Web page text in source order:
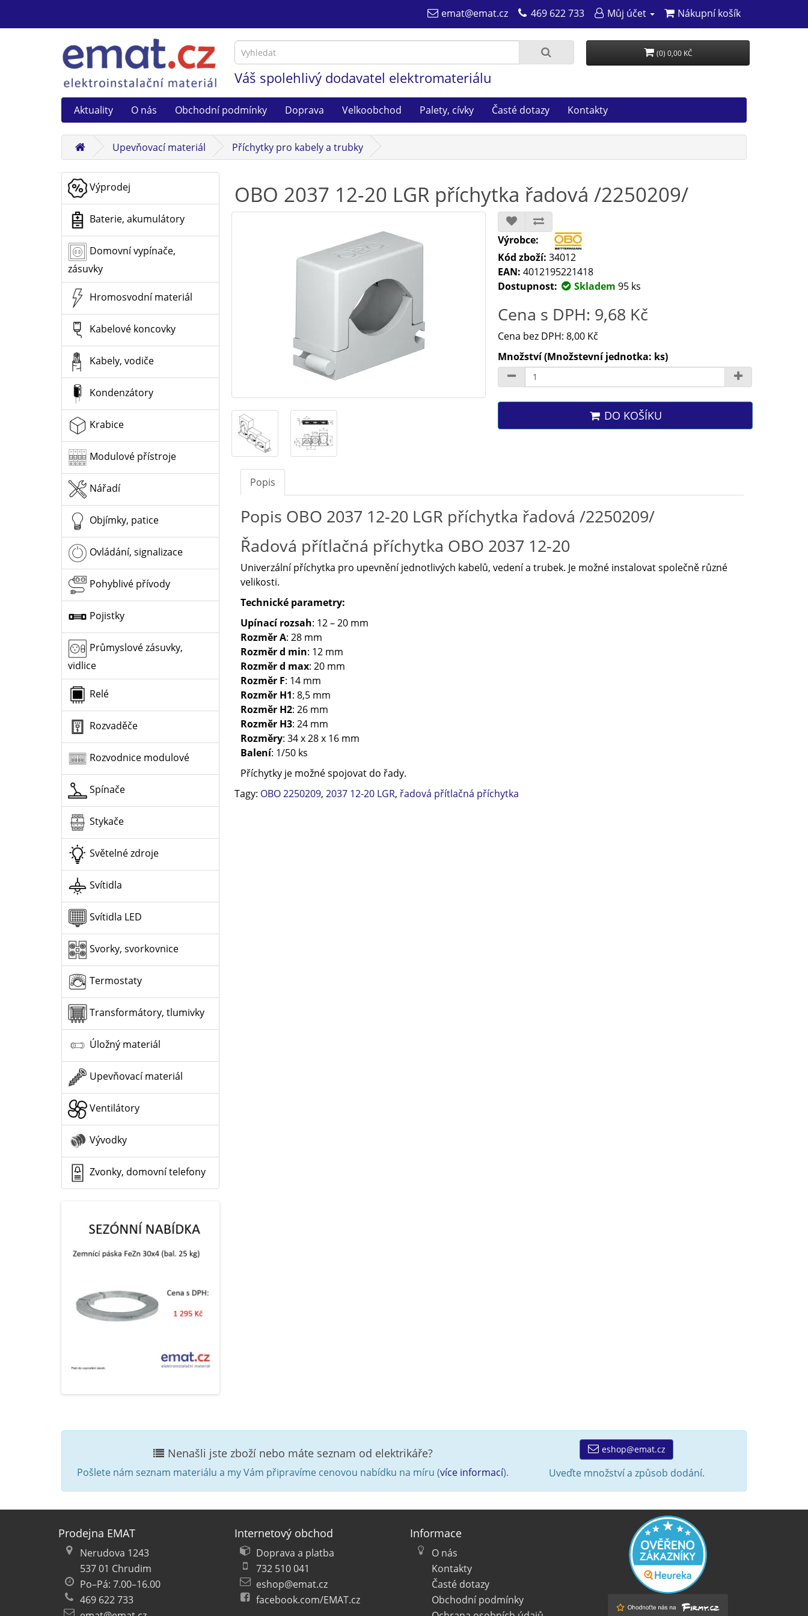
emat@emat.cz 469 622 733 Můj účet Nákupní košík
Váš spolehlivý dodavatel elektromateriálu
(0) 0,00 KČ
Aktuality O nás Obchodní podmínky Doprava Velkoobchod Palety, cívky Časté dotazy Kontakty
Upevňovací materiál Příchytky pro kabely a trubky
Výprodej
Baterie, akumulátory
Domovní vypínače,
zásuvky
Hromosvodní materiál
Kabelové koncovky
Kabely, vodiče
Kondenzátory
Krabice
Modulové přístroje
Nářadí
Objímky, patice
Ovládání, signalizace
Pohyblivé přívody
Pojistky
Průmyslové zásuvky,
vidlice
Relé
Rozvaděče
Rozvodnice modulové
Spínače
Stykače
Světelné zdroje
Svítidla
Svítidla LED
Svorky, svorkovnice
Termostaty
Transformátory, tlumivky
Úložný materiál
Upevňovací materiál
Ventilátory
Vývodky
Zvonky, domovní telefony
OBO 2037 12-20 LGR příchytka řadová /2250209/
Výrobce:
Kód zboží: 34012
EAN: 4012195221418
Dostupnost:
Skladem 95 ks
Cena s DPH: 9,68 Kč
Cena bez DPH: 8,00 Kč
Množství (Množstevní jednotka: ks)
DO KOŠÍKU
Popis
Popis OBO 2037 12-20 LGR příchytka řadová /2250209/
Řadová přítlačná příchytka OBO 2037 12-20
Univerzální příchytka pro upevnění jednotlivých kabelů, vedení a trubek. Je možné instalovat společně různé
velikosti.
Technické parametry:
Upínací rozsah: 12 – 20 mm
Rozměr A: 28 mm
Rozměr d min: 12 mm
Rozměr d max: 20 mm
Rozměr F: 14 mm
Rozměr H1: 8,5 mm
Rozměr H2: 26 mm
Rozměr H3: 24 mm
Rozměry: 34 x 28 x 16 mm
Balení: 1/50 ks
Příchytky je možné spojovat do řady.
Tagy: OBO 2250209, 2037 12-20 LGR, řadová přítlačná příchytka
Nenašli jste zboží nebo máte seznam od elektrikáře?
Pošlete nám seznam materiálu a my Vám připravíme cenovou nabídku na míru (více informací).
eshop@emat.cz
Uveďte množství a způsob dodání.
Prodejna EMAT
Nerudova 1243
537 01 Chrudim
Po–Pá: 7.00–16.00
469 622 733
Internetový obchod
Doprava a platba
732 510 041
eshop@emat.cz
facebook.com/EMAT.cz
Informace
O nás
Kontakty
Časté dotazy
Obchodní podmínky